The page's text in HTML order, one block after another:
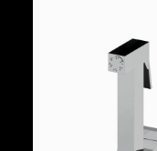
Environnements